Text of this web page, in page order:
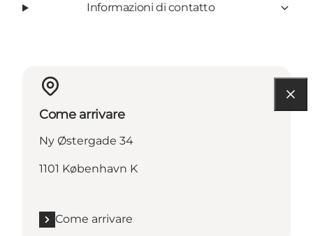
Informazioni di contatto
Come arrivare
Ny Østergade 34
1101 København K
Come arrivare